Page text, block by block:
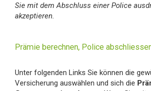
Sie mit dem Abschluss einer Police
akzeptieren.
Prämie berechnen, Police
Unter folgenden Links Sie können die
Versicherung auswählen und sich die